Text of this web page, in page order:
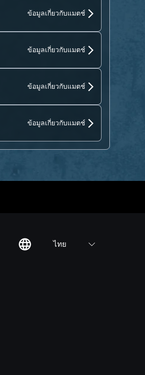
ข้อมูลเกี่ยวกับแมตช์
ข้อมูลเกี่ยวกับแมตช์
ข้อมูลเกี่ยวกับแมตช์
ข้อมูลเกี่ยวกับแมตช์
ไทย